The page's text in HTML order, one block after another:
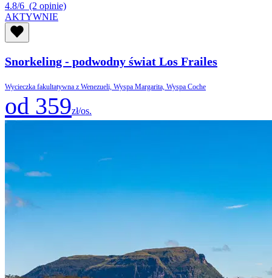
4.8/6 (2 opinie)
AKTYWNIE
Snorkeling - podwodny świat Los Frailes
Wycieczka fakultatywna z Wenezueli, Wyspa Margarita, Wyspa Coche
od 359zł/os.